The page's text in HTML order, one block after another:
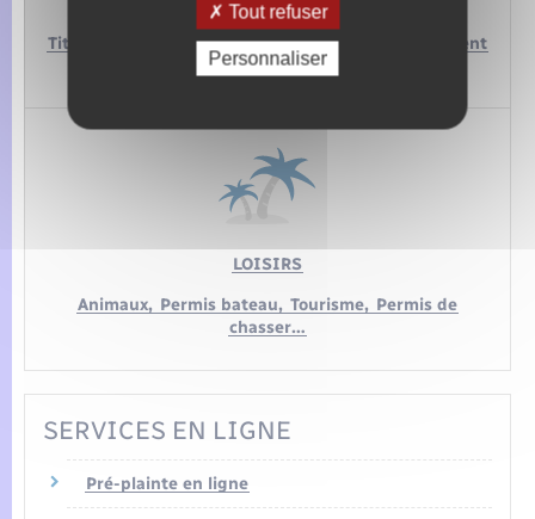
Titres de séjour,
Attestation d’accueil,
Regroupement
familial…
LOISIRS
Animaux, Permis bateau, Tourisme, Permis de
chasser…
SERVICES EN LIGNE
Pré-plainte en ligne
Tout refuser
Personnaliser